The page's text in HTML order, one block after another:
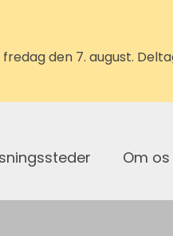
den 7. august.
Om os